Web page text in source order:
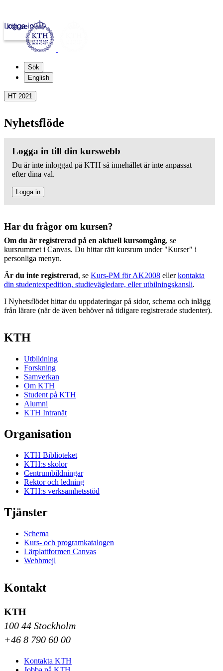
kth.se
Logga in
Sök
English
HT 2021
Nyhetsflöde
Logga in till din kurswebb
Du är inte inloggad på KTH så innehållet är inte anpassat
efter dina val.
Logga in
Har du frågor om kursen?
Om du är registrerad på en aktuell kursomgång, se
kursrummet i Canvas. Du hittar rätt kursrum under "Kurser" i
personliga menyn.
Är du inte registrerad, se Kurs-PM för AK2008 ellerkontakta
din studentexpedition, studievägledare, eller utbilningskansli.
I Nyhetsflödet hittar du uppdateringar på sidor, schema och inlägg
från lärare (när de även behöver nå tidigare registrerade studenter).
KTH
Utbildning
Forskning
Samverkan
Om KTH
Student på KTH
Alumni
KTH Intranät
Organisation
KTH Biblioteket
KTH:s skolor
Centrumbildningar
Rektor och ledning
KTH:s verksamhetsstöd
Tjänster
Schema
Kurs- och programkatalogen
Lärplattformen Canvas
Webbmejl
Kontakt
KTH
100 44 Stockholm
+46 8 790 60 00
Kontakta KTH